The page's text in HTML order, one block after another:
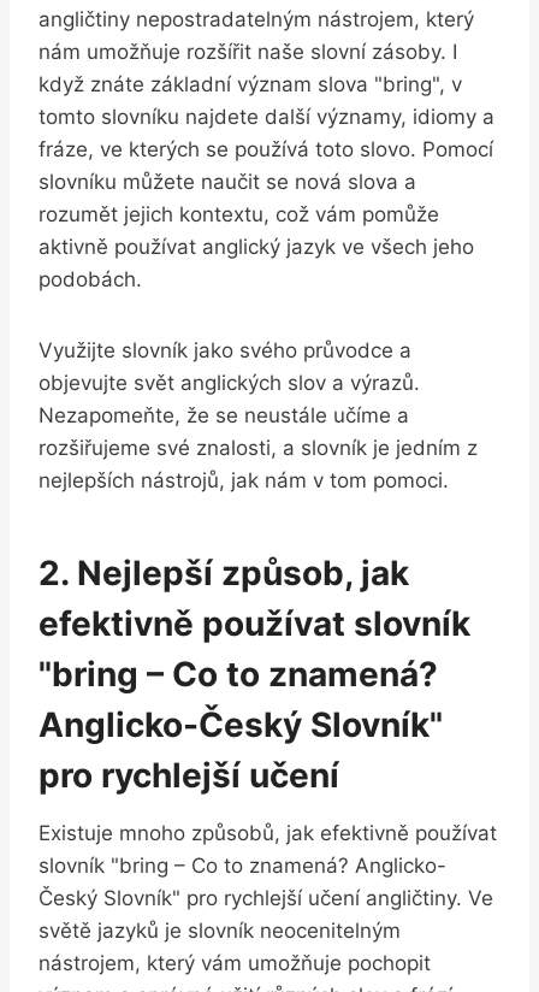
angličtiny nepostradatelným nástrojem, který
nám umožňuje rozšířit naše slovní zásoby. I
když znáte základní význam slova "bring", v
tomto slovníku najdete další významy, idiomy a
fráze, ve kterých se používá toto slovo. Pomocí
slovníku můžete naučit se nová slova a
rozumět jejich kontextu, což vám pomůže
aktivně používat anglický jazyk ve všech jeho
podobách.
Využijte slovník jako svého průvodce a
objevujte svět anglických slov a výrazů.
Nezapomeňte, že se neustále učíme a
rozšiřujeme své znalosti, a slovník je jedním z
nejlepších nástrojů, jak nám v tom pomoci.
2. Nejlepší způsob, jak
efektivně používat slovník
"bring – Co to znamená?
Anglicko-Český Slovník"
pro rychlejší učení
Existuje mnoho způsobů, jak efektivně používat
slovník "bring – Co to znamená? Anglicko-
Český Slovník" pro rychlejší učení angličtiny. Ve
světě jazyků je slovník neocenitelným
nástrojem, který vám umožňuje pochopit